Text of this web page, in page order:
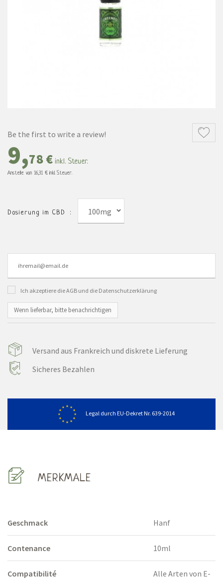
Be the first to write a review!
9,78 € inkl. Steuer.
Anstelle von 16,31 € inkl. Steuer.
Dosierung im CBD : 100mg
Ich akzeptiere die AGB und die Datenschutzerklärung
Wenn lieferbar, bitte benachrichtigen
Versand aus Frankreich und diskrete Lieferung
Sicheres Bezahlen
Legal durch EU-Dekret Nr. 639-2014
MERKMALE
Geschmack Hanf
Contenance 10ml
Compatibilité
Alle Arten von E-